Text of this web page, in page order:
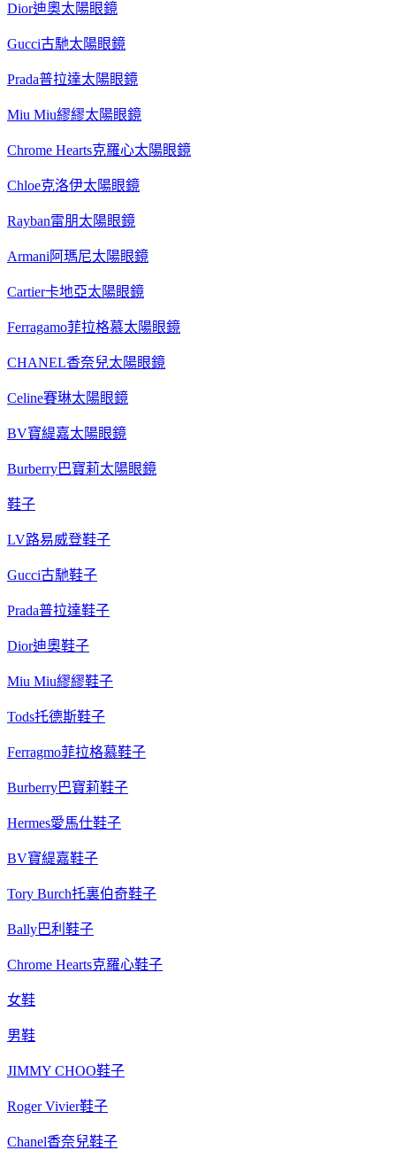
Dior迪奧太陽眼鏡
Gucci古馳太陽眼鏡
Prada普拉達太陽眼鏡
Miu Miu繆繆太陽眼鏡
Chrome Hearts克羅心太陽眼鏡
Chloe克洛伊太陽眼鏡
Rayban雷朋太陽眼鏡
Armani阿瑪尼太陽眼鏡
Cartier卡地亞太陽眼鏡
Ferragamo菲拉格慕太陽眼鏡
CHANEL香奈兒太陽眼鏡
Celine賽琳太陽眼鏡
BV寶緹嘉太陽眼鏡
Burberry巴寶莉太陽眼鏡
鞋子
LV路易威登鞋子
Gucci古馳鞋子
Prada普拉達鞋子
Dior迪奧鞋子
Miu Miu繆繆鞋子
Tods托德斯鞋子
Ferragmo菲拉格慕鞋子
Burberry巴寶莉鞋子
Hermes愛馬仕鞋子
BV寶緹嘉鞋子
Tory Burch托裏伯奇鞋子
Bally巴利鞋子
Chrome Hearts克羅心鞋子
女鞋
男鞋
JIMMY CHOO鞋子
Roger Vivier鞋子
Chanel香奈兒鞋子